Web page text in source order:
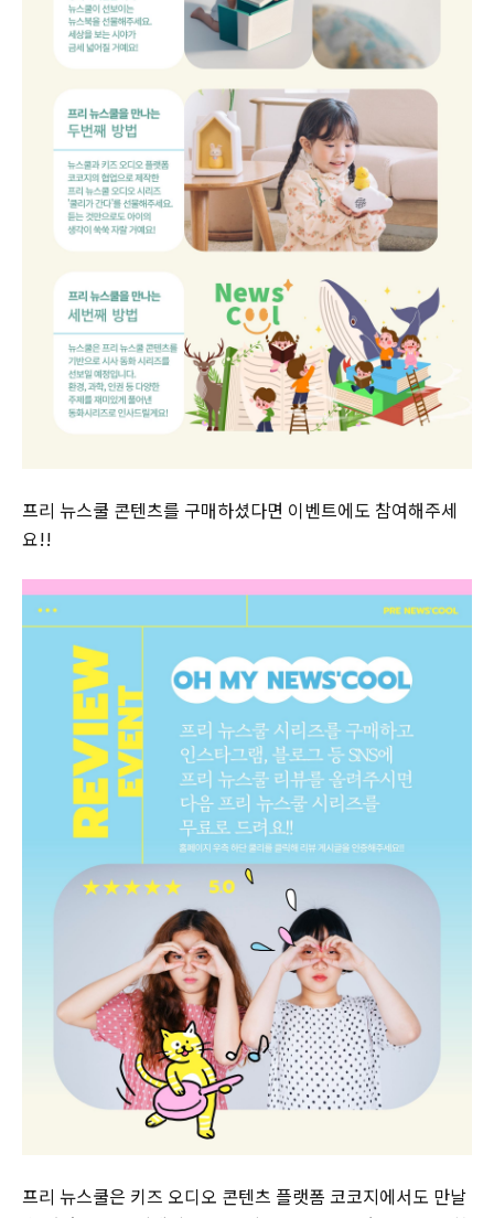
프리 뉴스쿨 콘텐츠를 구매하셨다면 이벤트에도 참여해주세
요!!
프리 뉴스쿨은 키즈 오디오 콘텐츠 플랫폼 코코지에서도 만날